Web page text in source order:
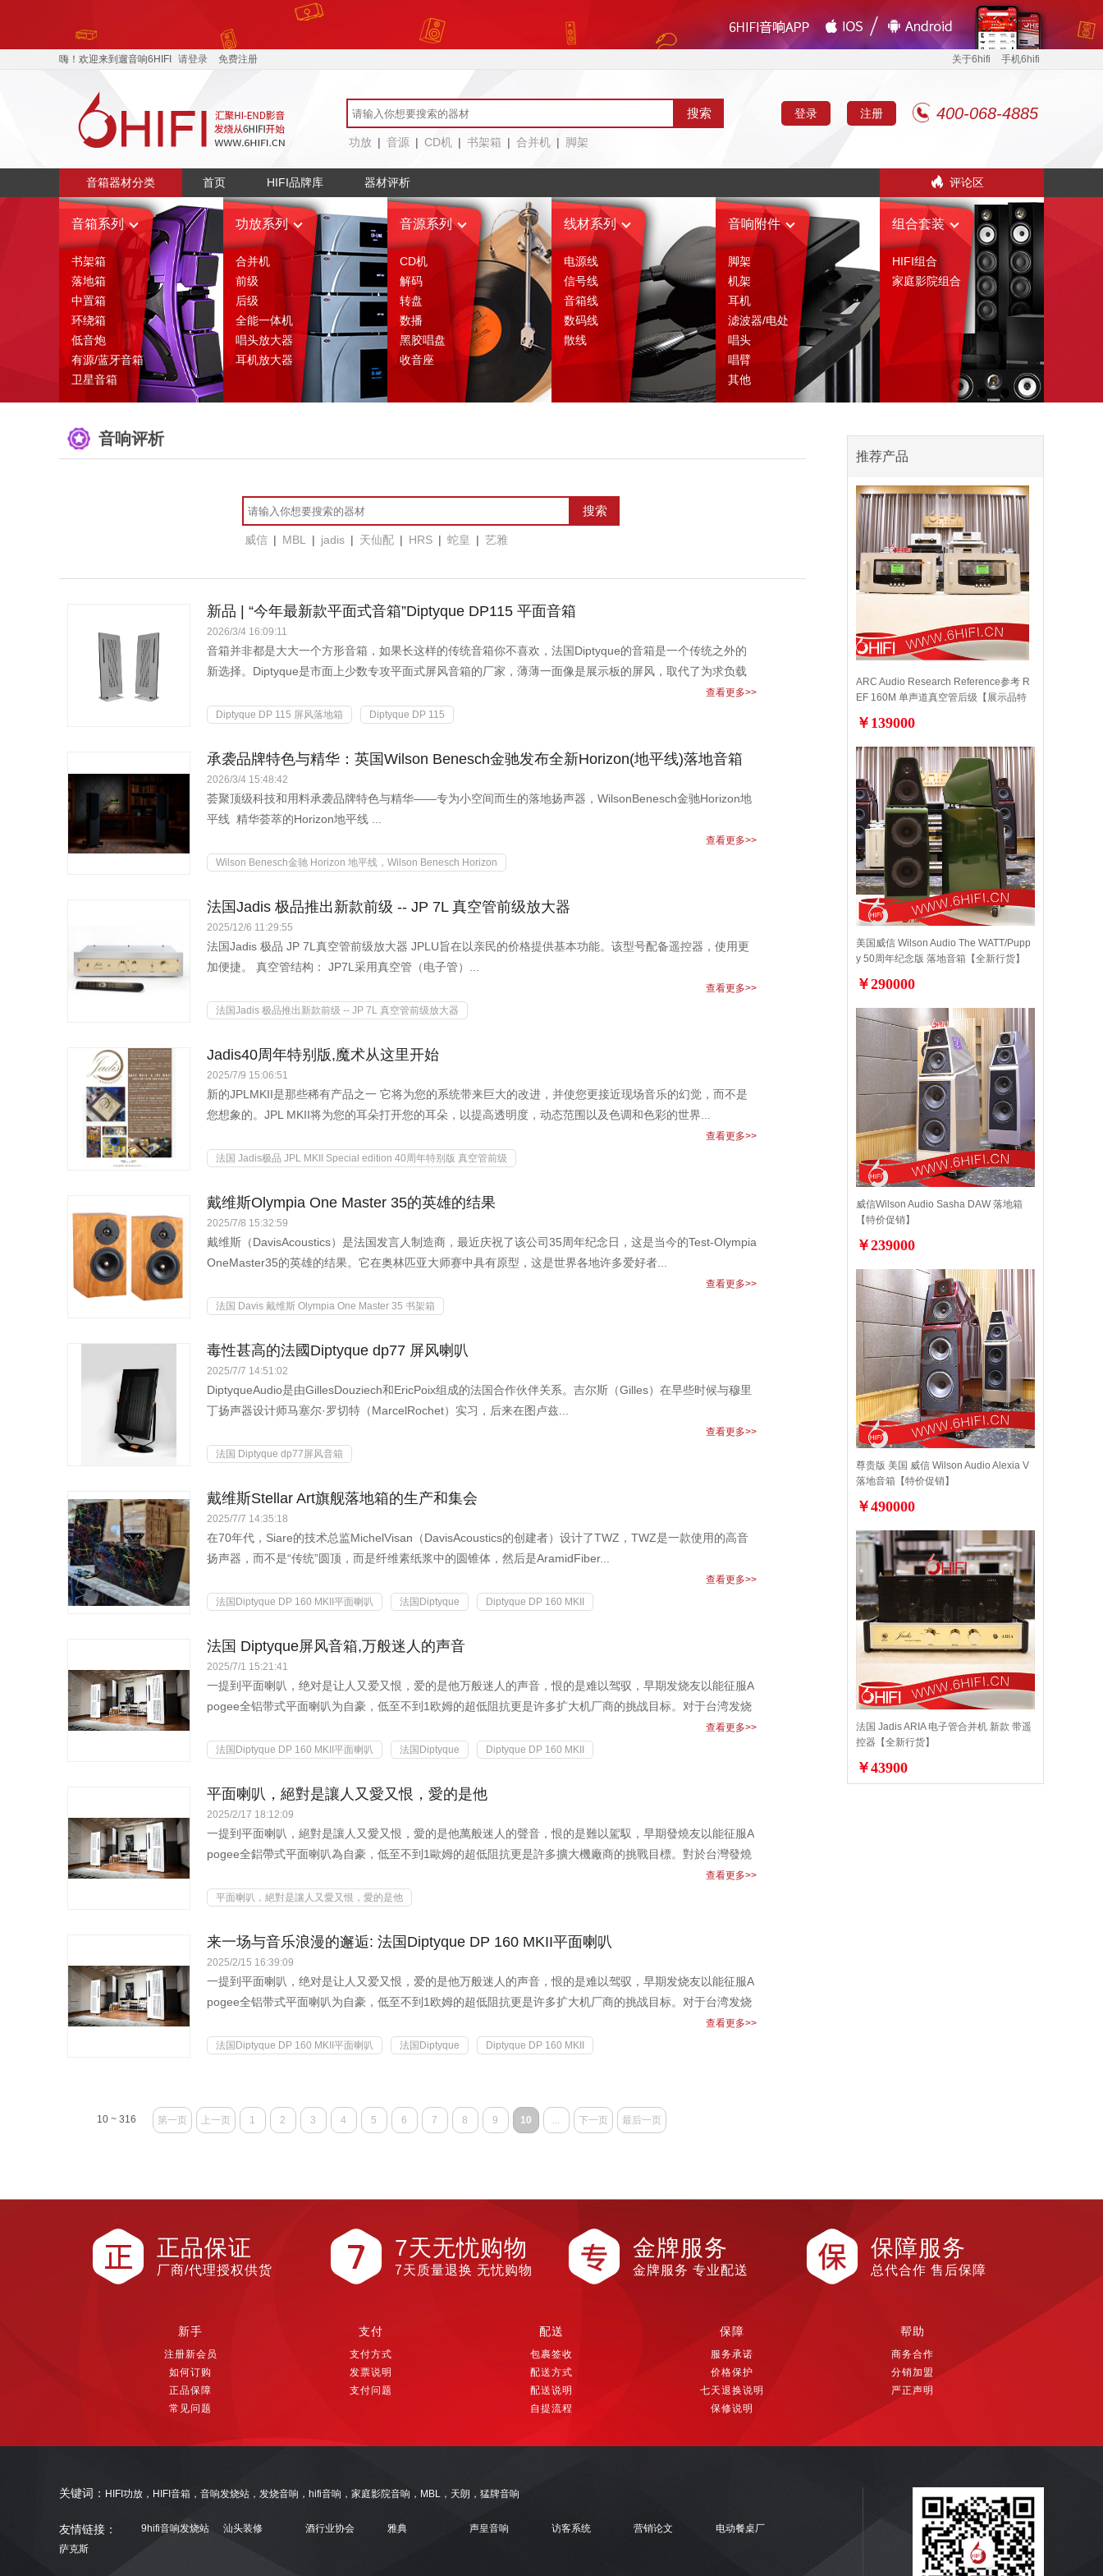
嗨！欢迎来到遛音响6HIFI 请登录 免费注册 关于6hifi 手机6hifi
功放 | 音源 | CD机 | 书架箱 | 合并机 | 脚架
登录 注册 400-068-4885
音箱器材分类 首页 HIFI品牌库 器材评析 评论区
音箱系列
书架箱
落地箱
中置箱
环绕箱
低音炮
有源/蓝牙音箱
卫星音箱
功放系列
合并机
前级
后级
全能一体机
唱头放大器
耳机放大器
音源系列
CD机
解码
转盘
数播
黑胶唱盘
收音座
线材系列
电源线
信号线
音箱线
数码线
散线
音响附件
脚架
机架
耳机
滤波器/电处
唱头
唱臂
其他
组合套装
HIFI组合
家庭影院组合
音响评析
威信 | MBL | jadis | 天仙配 | HRS | 蛇皇 | 艺雅
新品 | “今年最新款平面式音箱”Diptyque DP115 平面音箱
2026/3/4 16:09:11
音箱并非都是大大一个方形音箱，如果长这样的传统音箱你不喜欢，法国Diptyque的音箱是一个传统之外的
新选择。Diptyque是市面上少数专攻平面式屏风音箱的厂家，薄薄一面像是展示板的屏风，取代了为求负载
查看更多>>
Diptyque DP 115 屏风落地箱
Diptyque DP 115
承袭品牌特色与精华：英国Wilson Benesch金驰发布全新Horizon(地平线)落地音箱
2026/3/4 15:48:42
荟聚顶级科技和用料承袭品牌特色与精华——专为小空间而生的落地扬声器，WilsonBenesch金驰Horizon地
平线 精华荟萃的Horizon地平线 ...
查看更多>>
Wilson Benesch金驰 Horizon 地平线，Wilson Benesch Horizon
法国Jadis 极品推出新款前级 -- JP 7L 真空管前级放大器
2025/12/6 11:29:55
法国Jadis 极品 JP 7L真空管前级放大器 JPLU旨在以亲民的价格提供基本功能。该型号配备遥控器，使用更
加便捷。 真空管结构： JP7L采用真空管（电子管）...
查看更多>>
法国Jadis 极品推出新款前级 -- JP 7L 真空管前级放大器
Jadis40周年特别版,魔术从这里开始
2025/7/9 15:06:51
新的JPLMKII是那些稀有产品之一 它将为您的系统带来巨大的改进，并使您更接近现场音乐的幻觉，而不是
您想象的。JPL MKII将为您的耳朵打开您的耳朵，以提高透明度，动态范围以及色调和色彩的世界...
查看更多>>
法国 Jadis极品 JPL MKII Special edition 40周年特别版 真空管前级
戴维斯Olympia One Master 35的英雄的结果
2025/7/8 15:32:59
戴维斯（DavisAcoustics）是法国发言人制造商，最近庆祝了该公司35周年纪念日，这是当今的Test-Olympia
OneMaster35的英雄的结果。它在奥林匹亚大师赛中具有原型，这是世界各地许多爱好者...
查看更多>>
法国 Davis 戴维斯 Olympia One Master 35 书架箱
毒性甚高的法國Diptyque dp77 屏风喇叭
2025/7/7 14:51:02
DiptyqueAudio是由GillesDouziech和EricPoix组成的法国合作伙伴关系。吉尔斯（Gilles）在早些时候与穆里
丁扬声器设计师马塞尔·罗切特（MarcelRochet）实习，后来在图卢兹...
查看更多>>
法国 Diptyque dp77屏风音箱
戴维斯Stellar Art旗舰落地箱的生产和集会
2025/7/7 14:35:18
在70年代，Siare的技术总监MichelVisan（DavisAcoustics的创建者）设计了TWZ，TWZ是一款使用的高音
扬声器，而不是“传统”圆顶，而是纤维素纸浆中的圆锥体，然后是AramidFiber...
查看更多>>
法国Diptyque DP 160 MKII平面喇叭
法国Diptyque Diptyque DP 160 MKII
法国 Diptyque屏风音箱,万般迷人的声音
2025/7/1 15:21:41
一提到平面喇叭，绝对是让人又爱又恨，爱的是他万般迷人的声音，恨的是难以驾驭，早期发烧友以能征服A
pogee全铝带式平面喇叭为自豪，低至不到1欧姆的超低阻抗更是许多扩大机厂商的挑战目标。对于台湾发烧
查看更多>>
法国Diptyque DP 160 MKII平面喇叭
法国Diptyque Diptyque DP 160 MKII
平面喇叭，絕對是讓人又愛又恨，愛的是他
2025/2/17 18:12:09
一提到平面喇叭，絕對是讓人又愛又恨，愛的是他萬般迷人的聲音，恨的是難以駕馭，早期發燒友以能征服A
pogee全鋁帶式平面喇叭為自豪，低至不到1歐姆的超低阻抗更是許多擴大機廠商的挑戰目標。對於台灣發燒
查看更多>>
平面喇叭，絕對是讓人又愛又恨，愛的是他
来一场与音乐浪漫的邂逅: 法国Diptyque DP 160 MKII平面喇叭
2025/2/15 16:39:09
一提到平面喇叭，绝对是让人又爱又恨，爱的是他万般迷人的声音，恨的是难以驾驭，早期发烧友以能征服A
pogee全铝带式平面喇叭为自豪，低至不到1欧姆的超低阻抗更是许多扩大机厂商的挑战目标。对于台湾发烧
查看更多>>
法国Diptyque DP 160 MKII平面喇叭
法国Diptyque Diptyque DP 160 MKII
10 ~ 316 第一页 上一页 1 2 3 4 5 6 7 8 9 10 ... 下一页 最后一页
推荐产品
ARC Audio Research Reference参考 R
EF 160M 单声道真空管后级【展示品特
￥139000
美国威信 Wilson Audio The WATT/Pupp
y 50周年纪念版 落地音箱【全新行货】
￥290000
威信Wilson Audio Sasha DAW 落地箱
【特价促销】
￥239000
尊贵版 美国 威信 Wilson Audio Alexia V
落地音箱【特价促销】
￥490000
法国 Jadis ARIA 电子管合并机 新款 带遥
控器【全新行货】
￥43900
正品保证
厂商/代理授权供货
7天无忧购物
7天质量退换 无忧购物
金牌服务
金牌服务 专业配送
保障服务
总代合作 售后保障
新手
注册新会员
如何订购
正品保障
常见问题
支付
支付方式
发票说明
支付问题
配送
包裹签收
配送方式
配送说明
自提流程
保障
服务承诺
价格保护
七天退换说明
保修说明
帮助
商务合作
分销加盟
严正声明
关键词： HIFI功放，HIFI音箱，音响发烧站，发烧音响，hifi音响，家庭影院音响，MBL，天朗，猛牌音响
友情链接： 9hifi音响发烧站 汕头装修 酒行业协会 雅典 声皇音响 访客系统 营销论文
电动餐桌厂
萨克斯